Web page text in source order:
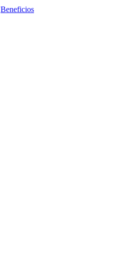
Beneficios